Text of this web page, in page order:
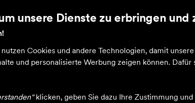
unsere Dienste zu erbringen und
Cookies und andere Technologien, damit
und personalisierte Werbung zeigen können.
klicken, geben Sie dazu Ihre Zustimmung
Ausrüstung Gutscheine